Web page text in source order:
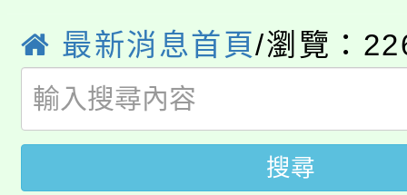
系所師生報名參加。
學籍身 分審查程序及
版
淨零綠領人才培育課程
公告本校115學年度第
代理(課)教師甄選結果(
「2026金融保險知識
桃園市115學年度學生
最新消息首頁/瀏覽：
搜尋